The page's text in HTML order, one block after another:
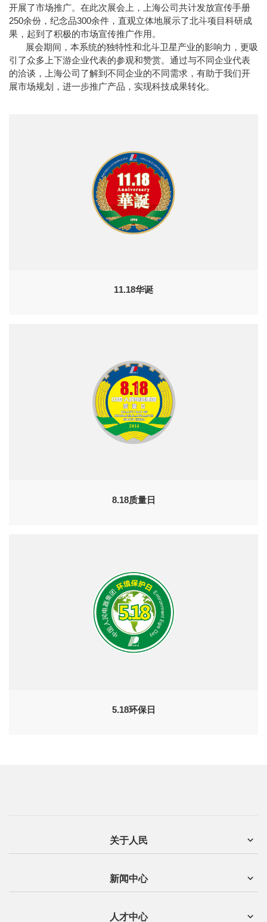
开展了市场推广。在此次展会上，上海公司共计发放宣传手册
250余份，纪念品300余件，直观立体地展示了北斗项目科研成
果，起到了积极的市场宣传推广作用。
展会期间，本系统的独特性和北斗卫星产业的影响力，更吸
引了众多上下游企业代表的参观和赞赏。通过与不同企业代表
的洽谈，上海公司了解到不同企业的不同需求，有助于我们开
展市场规划，进一步推广产品，实现科技成果转化。
11.18华诞
8.18质量日
5.18环保日
关于人民
新闻中心
人才中心